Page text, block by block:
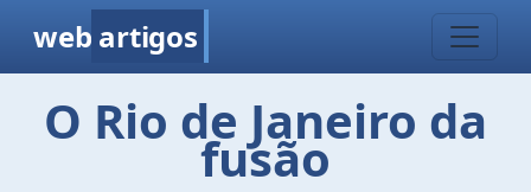
web artigos
O Rio de Janeiro da
fusão